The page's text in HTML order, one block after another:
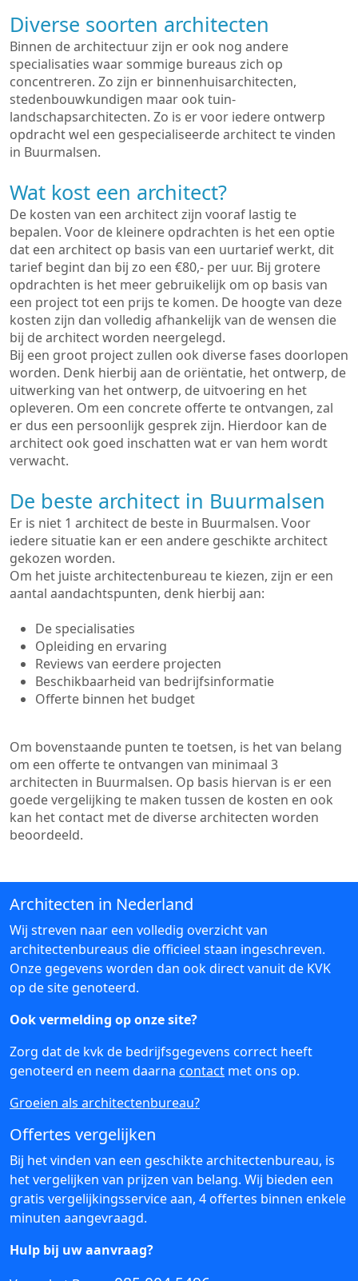
Diverse soorten architecten
Binnen de architectuur zijn er ook nog andere
specialisaties waar sommige bureaus zich op
concentreren. Zo zijn er binnenhuisarchitecten,
stedenbouwkundigen maar ook tuin-
landschapsarchitecten. Zo is er voor iedere ontwerp
opdracht wel een gespecialiseerde architect te vinden
in Buurmalsen.
Wat kost een architect?
De kosten van een architect zijn vooraf lastig te
bepalen. Voor de kleinere opdrachten is het een optie
dat een architect op basis van een uurtarief werkt, dit
tarief begint dan bij zo een €80,- per uur. Bij grotere
opdrachten is het meer gebruikelijk om op basis van
een project tot een prijs te komen. De hoogte van deze
kosten zijn dan volledig afhankelijk van de wensen die
bij de architect worden neergelegd.
Bij een groot project zullen ook diverse fases doorlopen
worden. Denk hierbij aan de oriëntatie, het ontwerp, de
uitwerking van het ontwerp, de uitvoering en het
opleveren. Om een concrete offerte te ontvangen, zal
er dus een persoonlijk gesprek zijn. Hierdoor kan de
architect ook goed inschatten wat er van hem wordt
verwacht.
De beste architect in Buurmalsen
Er is niet 1 architect de beste in Buurmalsen. Voor
iedere situatie kan er een andere geschikte architect
gekozen worden.
Om het juiste architectenbureau te kiezen, zijn er een
aantal aandachtspunten, denk hierbij aan:
De specialisaties
Opleiding en ervaring
Reviews van eerdere projecten
Beschikbaarheid van bedrijfsinformatie
Offerte binnen het budget
Om bovenstaande punten te toetsen, is het van belang
om een offerte te ontvangen van minimaal 3
architecten in Buurmalsen. Op basis hiervan is er een
goede vergelijking te maken tussen de kosten en ook
kan het contact met de diverse architecten worden
beoordeeld.
Architecten in Nederland
Wij streven naar een volledig overzicht van
architectenbureaus die officieel staan ingeschreven.
Onze gegevens worden dan ook direct vanuit de KVK
op de site genoteerd.
Ook vermelding op onze site?
Zorg dat de kvk de bedrijfsgegevens correct heeft
genoteerd en neem daarna contact met ons op.
Groeien als architectenbureau?
Offertes vergelijken
Bij het vinden van een geschikte architectenbureau, is
het vergelijken van prijzen van belang. Wij bieden een
gratis vergelijkingsservice aan, 4 offertes binnen enkele
minuten aangevraagd.
Hulp bij uw aanvraag?